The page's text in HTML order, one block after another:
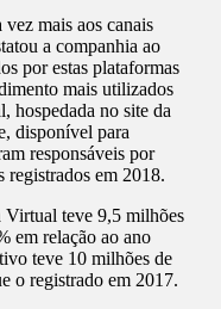
mais aos canais
a companhia ao
por estas plataformas
mais utilizados
hospedada no site da
disponível para
responsáveis por
registrados em 2018.
Virtual teve 9,5 milhões
em relação ao ano
teve 10 milhões de
o registrado em 2017.